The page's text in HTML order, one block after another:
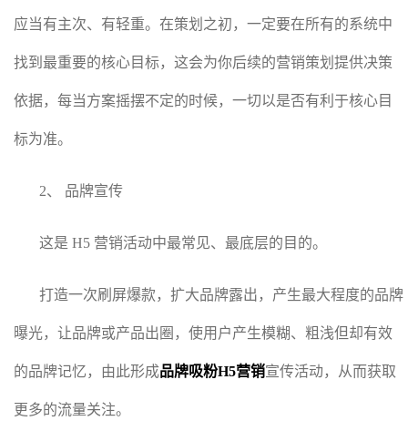
应当有主次、有轻重。在策划之初，一定要在所有的系统中
找到最重要的核心目标，这会为你后续的营销策划提供决策
依据，每当方案摇摆不定的时候，一切以是否有利于核心目
标为准。
2、 品牌宣传
这是 H5 营销活动中最常见、最底层的目的。
打造一次刷屏爆款，扩大品牌露出，产生最大程度的品牌
曝光，让品牌或产品出圈，使用户产生模糊、粗浅但却有效
的品牌记忆，由此形成品牌吸粉H5营销宣传活动，从而获取
更多的流量关注。